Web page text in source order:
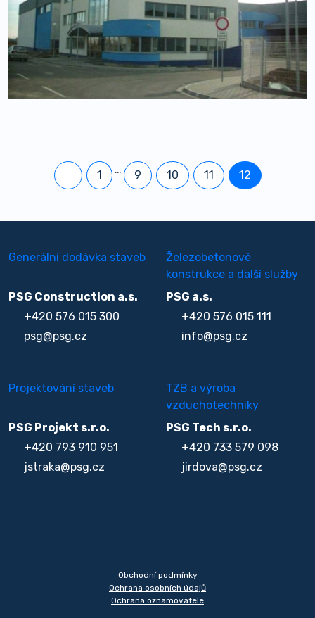
1 … 9 10 11 12
Generální dodávka staveb
PSG Construction a.s.
+420 576 015 300
psg@psg.cz
Železobetonové
konstrukce a další služby
PSG a.s.
+420 576 015 111
info@psg.cz
Projektování staveb
PSG Projekt s.r.o.
+420 793 910 951
jstraka@psg.cz
TZB a výroba
vzduchotechniky
PSG Tech s.r.o.
+420 733 579 098
jirdova@psg.cz
Obchodní podmínky
Ochrana osobních údajů
Ochrana oznamovatele